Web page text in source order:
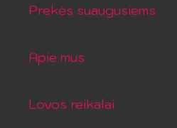
Prekės suaugusiems
Apie mus
Lovos reikalai